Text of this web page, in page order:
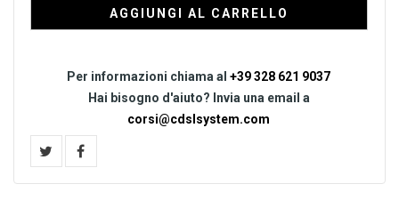
AGGIUNGI AL CARRELLO
Per informazioni chiama al+39 328 621 9037
Hai bisogno d'aiuto? Invia una email a
corsi@cdslsystem.com